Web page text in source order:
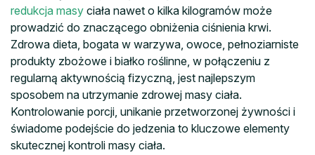
redukcja masy ciała nawet o kilka kilogramów może
prowadzić do znaczącego obniżenia ciśnienia krwi.
Zdrowa dieta, bogata w warzywa, owoce, pełnoziarniste
produkty zbożowe i białko roślinne, w połączeniu z
regularną aktywnością fizyczną, jest najlepszym
sposobem na utrzymanie zdrowej masy ciała.
Kontrolowanie porcji, unikanie przetworzonej żywności i
świadome podejście do jedzenia to kluczowe elementy
skutecznej kontroli masy ciała.